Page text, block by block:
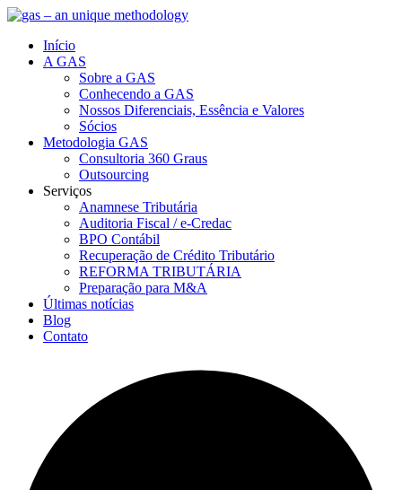
Início
A GAS
Sobre a GAS
Conhecendo a GAS
Nossos Diferenciais, Essência e Valores
Sócios
Metodologia GAS
Consultoria 360 Graus
Outsourcing
Serviços
Anamnese Tributária
Auditoria Fiscal / e-Credac
BPO Contábil
Recuperação de Crédito Tributário
REFORMA TRIBUTÁRIA
Preparação para M&A
Últimas notícias
Blog
Contato